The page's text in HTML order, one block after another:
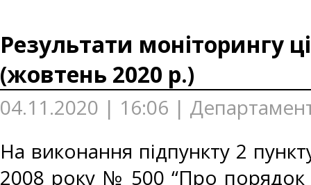
Результати моніторингу
(жовтень 2020 р.)
04.11.2020 | 16:06 |
На виконання підпункту 2
2008 року № 500 “Про порядок